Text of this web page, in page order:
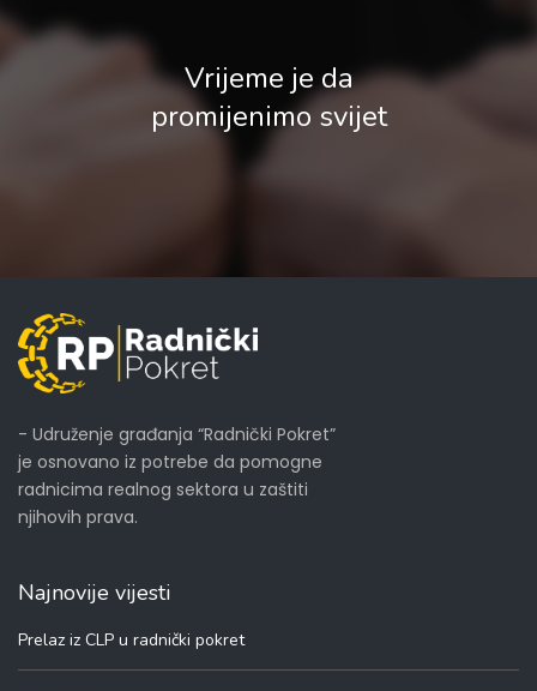
Vrijeme je da
promijenimo svijet
- Udruženje građanja “Radnički Pokret”
je osnovano iz potrebe da pomogne
radnicima realnog sektora u zaštiti
njihovih prava.
Najnovije vijesti
Prelaz iz CLP u radnički pokret